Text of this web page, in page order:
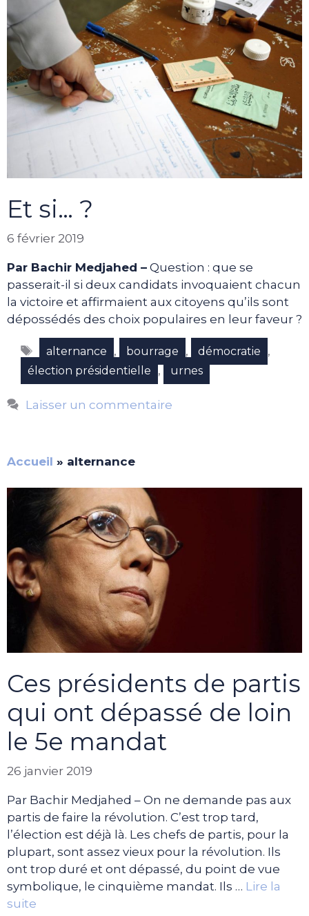
Et si… ?
6 février 2019
Par Bachir Medjahed – Question : que se
passerait-il si deux candidats invoquaient chacun
la victoire et affirmaient aux citoyens qu’ils sont
dépossédés des choix populaires en leur faveur ?
Étiquettes
alternance , bourrage , démocratie ,
élection présidentielle , urnes
Laisser un commentaire
Accueil » alternance
Ces présidents de partis
qui ont dépassé de loin
le 5e mandat
26 janvier 2019
Par Bachir Medjahed – On ne demande pas aux
partis de faire la révolution. C’est trop tard,
l’élection est déjà là. Les chefs de partis, pour la
plupart, sont assez vieux pour la révolution. Ils
ont trop duré et ont dépassé, du point de vue
symbolique, le cinquième mandat. Ils … Lire la
suite